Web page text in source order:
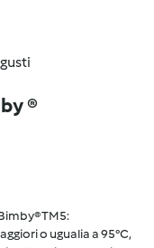
®
TM5:
o ugualia a 95°C,